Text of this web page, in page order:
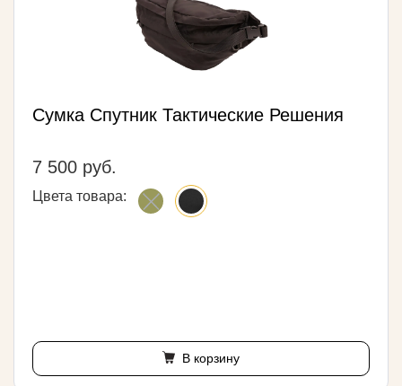
Сумка Спутник Тактические Решения
7 500 руб.
Цвета товара:
В корзину